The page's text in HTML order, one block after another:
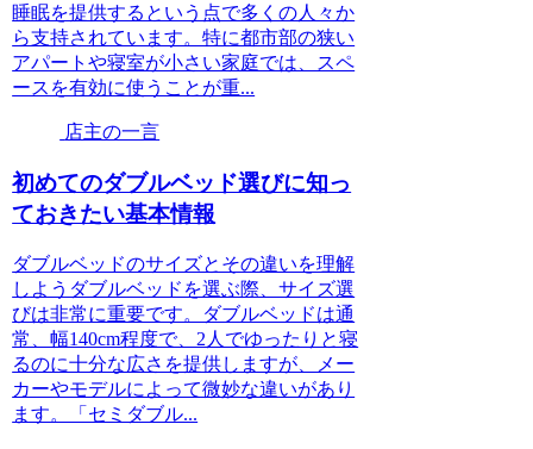
睡眠を提供するという点で多くの人々か
ら支持されています。特に都市部の狭い
アパートや寝室が小さい家庭では、スペ
ースを有効に使うことが重...
店主の一言
初めてのダブルベッド選びに知っ
ておきたい基本情報
ダブルベッドのサイズとその違いを理解
しようダブルベッドを選ぶ際、サイズ選
びは非常に重要です。ダブルベッドは通
常、幅140cm程度で、2人でゆったりと寝
るのに十分な広さを提供しますが、メー
カーやモデルによって微妙な違いがあり
ます。「セミダブル...